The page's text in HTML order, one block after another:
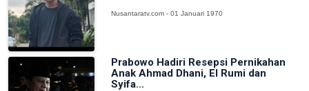
Nusantaratv.com - 01 Januari 1970
Prabowo Hadiri Resepsi Pernikahan
Anak Ahmad Dhani, El Rumi dan
Syifa...